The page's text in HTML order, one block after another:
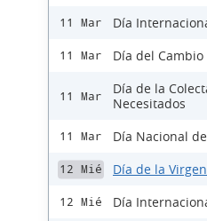
11 Mar Día
11 Mar Día del Cambio
11 Mar
Día de la
Necesitados
11 Mar Día Nacional
12 Mié Día de la
12 Mié Día